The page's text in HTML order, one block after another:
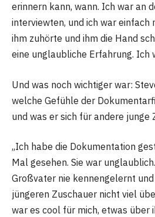
erinnern kann, wann. Ich war an
interviewten, und ich war einfach
ihm zuhörte und ihm die Hand
eine unglaubliche Erfahrung. Ich
Und was noch wichtiger war:
welche Gefühle der
und was er sich für andere junge
„Ich habe die Dokumentation
Mal gesehen. Sie war
Großvater nie kennengelernt und
jüngeren Zuschauer nicht viel
war es cool für mich, etwas über